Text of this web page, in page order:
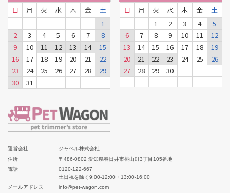
日 月 火 水 木 金
土
1
2
3 4 5 6 7
8
9
10 11 12 13 14
15
16
17 18 19 20 21
22
23
24 25 26 27 28
29
30
31
日 月 火 水 木 金
土
1
2 3 4
5
6
7 8 9 10 11
12
13
14 15 16 17 18
19
20
21 22 23 24 25
26
27
28 29 30
運営会社
ジャペル株式会社
住所
〒486-0802 愛知県春日井市桃山町3丁目105番地
電話
0120-122-667
土日祝を除く9:00-12:00・13:00-16:00
メールアドレス
info@pet-wagon.com